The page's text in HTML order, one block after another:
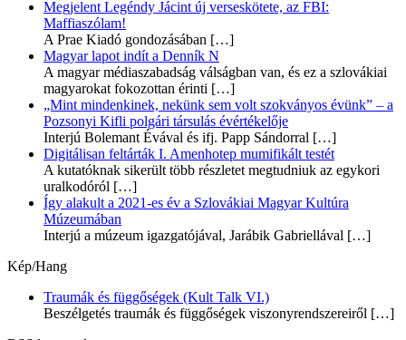
Megjelent Legéndy Jácint új verseskötete, az FBI:
Maffiaszólam!
A Prae Kiadó gondozásában […]
Magyar lapot indít a Denník N
A magyar médiaszabadság válságban van, és ez a szlovákiai
magyarokat fokozottan érinti […]
„Mint mindenkinek, nekünk sem volt szokványos évünk” – a
Pozsonyi Kifli polgári társulás évértékelője
Interjú Bolemant Évával és ifj. Papp Sándorral […]
Digitálisan feltárták I. Amenhotep mumifikált testét
A kutatóknak sikerült több részletet megtudniuk az egykori
uralkodóról […]
Így alakult a 2021-es év a Szlovákiai Magyar Kultúra
Múzeumában
Interjú a múzeum igazgatójával, Jarábik Gabriellával […]
Kép/Hang
Traumák és függőségek (Kult Talk VI.)
Beszélgetés traumák és függőségek viszonyrendszereiről […]